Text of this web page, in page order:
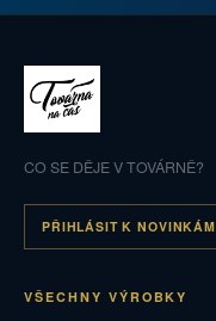
CO SE DĚJE V TOVÁRNĚ?
PŘIHLÁSIT K NOVINKÁM
VŠECHNY VÝROBKY